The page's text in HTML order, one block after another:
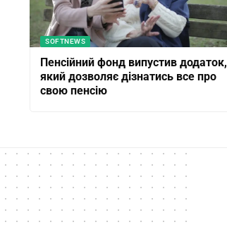
SOFTNEWS
Пенсійний фонд випустив додаток,
який дозволяє дізнатись все про
свою пенсію